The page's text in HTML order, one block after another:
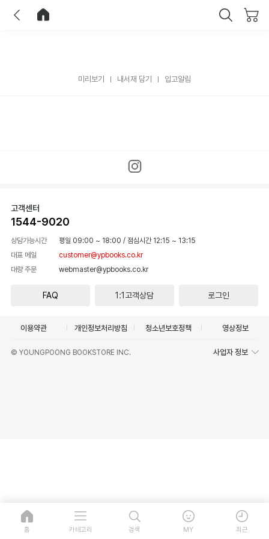
미리보기 내서재 담기 입고알림
고객센터
1544-9020
상담가능시간 평일 09:00 ~ 18:00 / 점심시간 12:15 ~ 13:15
대표 메일
customer@ypbooks.co.kr
대량 주문
webmaster@ypbooks.co.kr
FAQ 1:1고객상담 로그인
이용약관 개인정보처리방침 청소년보호정책 영상정보
© YOUNGPOONG BOOKSTORE INC. 사업자 정보
홈 카테고리 검색 MY 최근